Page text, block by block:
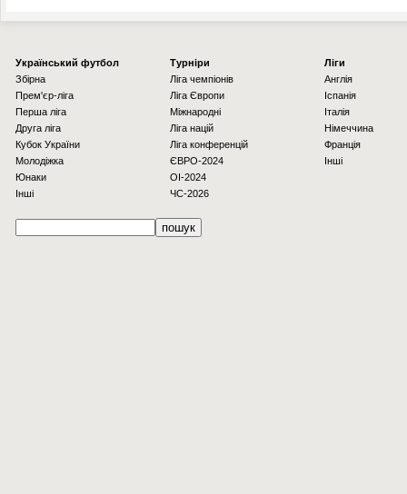
Українcький футбол
Збірна
Прем'єр-ліга
Перша ліга
Друга ліга
Кубок України
Молодіжка
Юнаки
Інші
Турніри
Ліга чемпіонів
Ліга Європи
Міжнародні
Ліга націй
Ліга конференцій
ЄВРО-2024
OI-2024
ЧС-2026
Ліги
Англія
Іспанія
Італія
Німеччина
Франція
Інші